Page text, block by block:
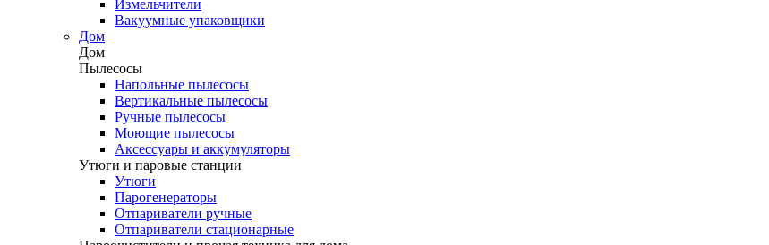
Измельчители
Вакуумные упаковщики
Дом
Дом
Пылесосы
Напольные пылесосы
Вертикальные пылесосы
Ручные пылесосы
Моющие пылесосы
Аксессуары и аккумуляторы
Утюги и паровые станции
Утюги
Парогенераторы
Отпариватели ручные
Отпариватели стационарные